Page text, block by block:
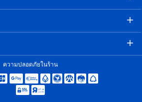
ความปลอดภัยในร้าน